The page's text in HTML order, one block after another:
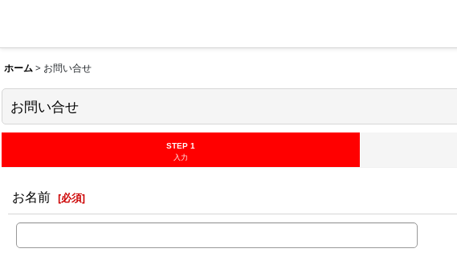
ホーム > お問い合せ
お問い合せ
STEP 1
入力
お名前 [必須]